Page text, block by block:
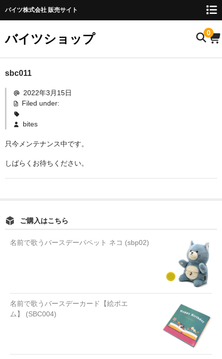
バイツ株式会社 販売サイト
バイツショップ 0
ホーム
商品について
お名前検索
お問い合わせ
sbc011
2022年3月15日
Filed under:
bites
只今メンテナンス中です。
しばらくお待ちください。
ご購入はこちら
名前で歌うバースデーパペット ネコ (sbp02)
名前で歌うバースデーカード【絵ポエ
ム】 (SBC004)